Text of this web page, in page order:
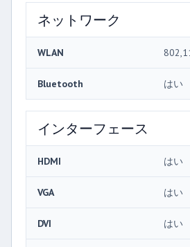
ネットワーク
WLAN
Bluetooth はい
インターフェース
HDMI はい
VGA はい
DVI はい